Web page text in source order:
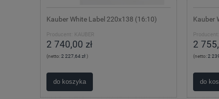
Kauber White Label 220x138 (16:10)
Producent: KAUBER
2 740,00 zł
(netto:2 227,64 zł)
do koszyka
Kauber
Producent:
2
(netto:2
do